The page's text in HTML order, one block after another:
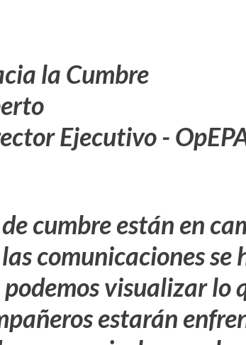
la Cumbre
Ejecutivo -
cumbre están en
comunicaciones se
visualizar lo
estarán